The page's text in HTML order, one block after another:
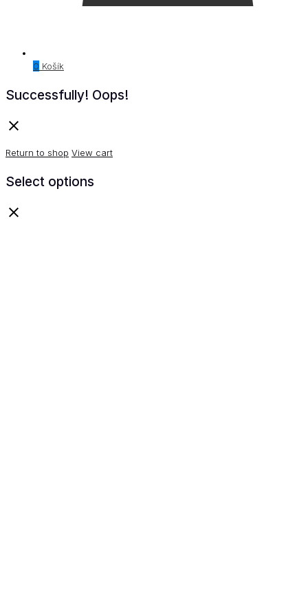
0 Košík
Successfully! Oops!
Return to shop View cart
Select options